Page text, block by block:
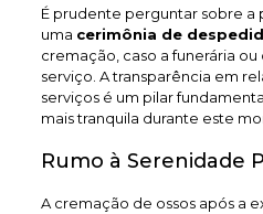
É prudente perguntar sobre a
uma cerimônia de
cremação, caso a funerária
serviço. A transparência em
serviços é um pilar
mais tranquila durante este
Rumo à Serenidade
A cremação de ossos após a